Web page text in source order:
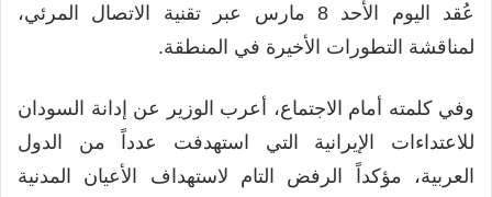
عُقد اليوم الأحد 8 مارس عبر تقنية الاتصال المرئي،
لمناقشة التطورات الأخيرة في المنطقة.
وفي كلمته أمام الاجتماع، أعرب الوزير عن إدانة السودان
للاعتداءات الإيرانية التي استهدفت عدداً من الدول
العربية، مؤكداً الرفض التام لاستهداف الأعيان المدنية